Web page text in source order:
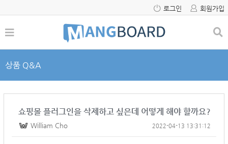
로그인 회원가입
상품 Q&A
쇼핑몰 플러그인을 삭제하고 싶은데 어떻게 해야 할까요?
William Cho 2022-04-13 13:31:12